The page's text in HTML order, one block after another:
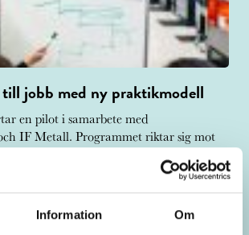
Information Om
till jobb med ny praktikmodell
en pilot i samarbete med
IF Metall. Programmet riktar sig mot
jobb.